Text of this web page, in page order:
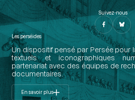
Suivez-nous
Les perséides
Un dispositif pensé par Persée pour
textuels et iconographiques
partenariat avec des équipes de
documentaires.
En savoir plus